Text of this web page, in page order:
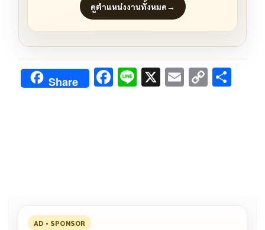
ดูตำแหน่งงานทั้งหมด→
Share F Li X E C
AD • SPONSOR